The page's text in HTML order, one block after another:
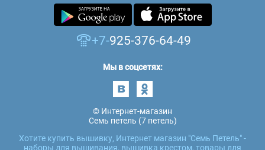
+7-925-376-64-49
Мы в соцсетях:
© Интернет-магазин
Семь петель (7 петель)
Хотите купить вышивку, Интернет магазин "Семь Петель" -
наборы для вышивания, вышивка крестом, товары для